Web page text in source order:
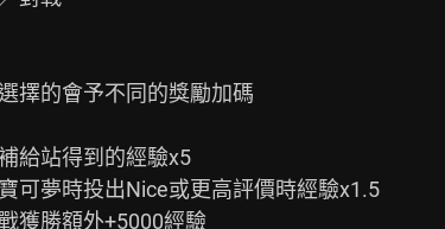
擇的會予不同的獎勵加碼
給站得到的經驗x5
可夢時投出Nice或更高評價時經驗x1.5
獲勝額外+5000經驗